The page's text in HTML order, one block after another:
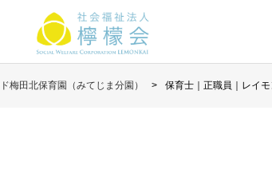
梅田北保育園（みてじま分園） 保育士｜正職員｜レイ